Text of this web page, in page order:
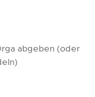
abgeben (oder